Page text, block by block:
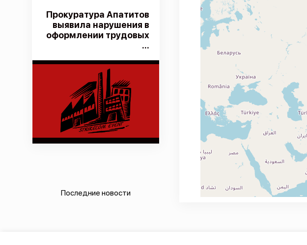
Прокуратура Апатитов
выявила нарушения в
оформлении трудовых
...
Последние новости